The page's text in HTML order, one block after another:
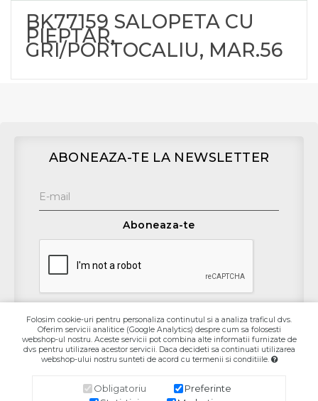
BK77159 SALOPETA CU
PIEPTAR,
GRI/PORTOCALIU, MAR.56
ABONEAZA-TE LA NEWSLETTER
Aboneaza-te
Contact
Contul Meu
Folosim cookie-uri pentru personaliza continutul si a analiza traficul dvs.
Oferim servicii analitice (Google Analytics) despre cum sa folosesti
webshop-ul nostru. Aceste servicii pot combina alte informatii furnizate de
dvs pentru utilizarea acestor servicii. Daca decideti sa continuati utilizarea
webshop-ului nostru sunteti de acord cu termenii si conditiile.
Obligatoriu
Preferinte